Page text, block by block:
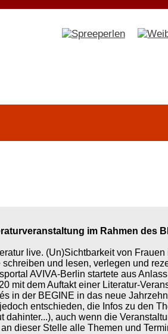
im Rahmen des
live. (Un)Sichtbarkeit von
schreiben und lesen, verlegen und
AVIVA-Berlin startete aus
mit dem Auftakt einer Literatur-
in der BEGINE in das neue
entschieden, die Infos zu den
dahinter...), auch wenn die
dieser Stelle alle Themen und